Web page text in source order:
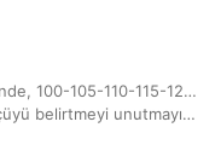
Chanel Hakiki Deri Kemer, 3 cm genişliğinde, 100-105-110-115-120-125-130 cm uzunluğunda. Kutulu, sertifikalı.
Not: Sipariş notu kısmında istediğiniz ölçüyü belirtmeyi unutmayınız.